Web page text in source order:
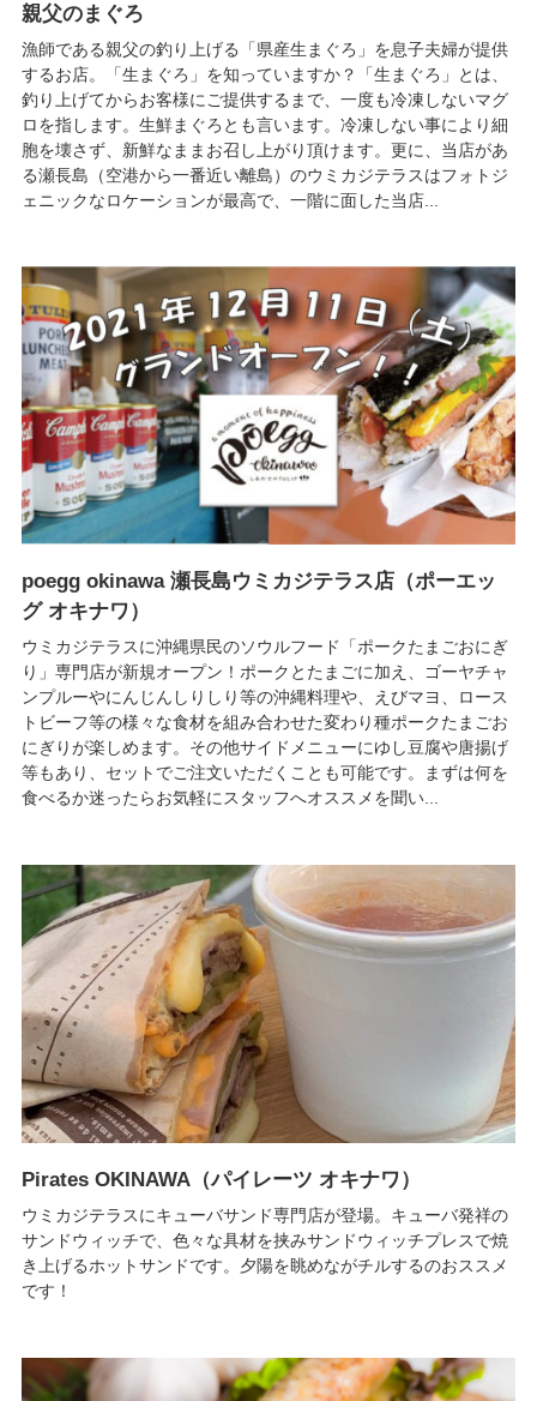
親父のまぐろ
漁師である親父の釣り上げる「県産生まぐろ」を息子夫婦が提供
するお店。「生まぐろ」を知っていますか？「生まぐろ」とは、
釣り上げてからお客様にご提供するまで、一度も冷凍しないマグ
ロを指します。生鮮まぐろとも言います。冷凍しない事により細
胞を壊さず、新鮮なままお召し上がり頂けます。更に、当店があ
る瀬長島（空港から一番近い離島）のウミカジテラスはフォトジ
ェニックなロケーションが最高で、一階に面した当店...
poegg okinawa 瀬長島ウミカジテラス店（ポーエッ
グ オキナワ）
ウミカジテラスに沖縄県民のソウルフード「ポークたまごおにぎ
り」専門店が新規オープン！ポークとたまごに加え、ゴーヤチャ
ンプルーやにんじんしりしり等の沖縄料理や、えびマヨ、ロース
トビーフ等の様々な食材を組み合わせた変わり種ポークたまごお
にぎりが楽しめます。その他サイドメニューにゆし豆腐や唐揚げ
等もあり、セットでご注文いただくことも可能です。まずは何を
食べるか迷ったらお気軽にスタッフへオススメを聞い...
Pirates OKINAWA（パイレーツ オキナワ）
ウミカジテラスにキューバサンド専門店が登場。キューバ発祥の
サンドウィッチで、色々な具材を挟みサンドウィッチプレスで焼
き上げるホットサンドです。夕陽を眺めながチルするのおススメ
です！